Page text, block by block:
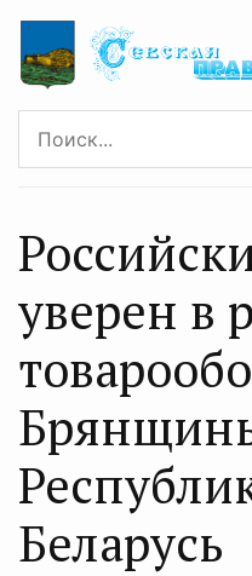
уверен в
Беларусь